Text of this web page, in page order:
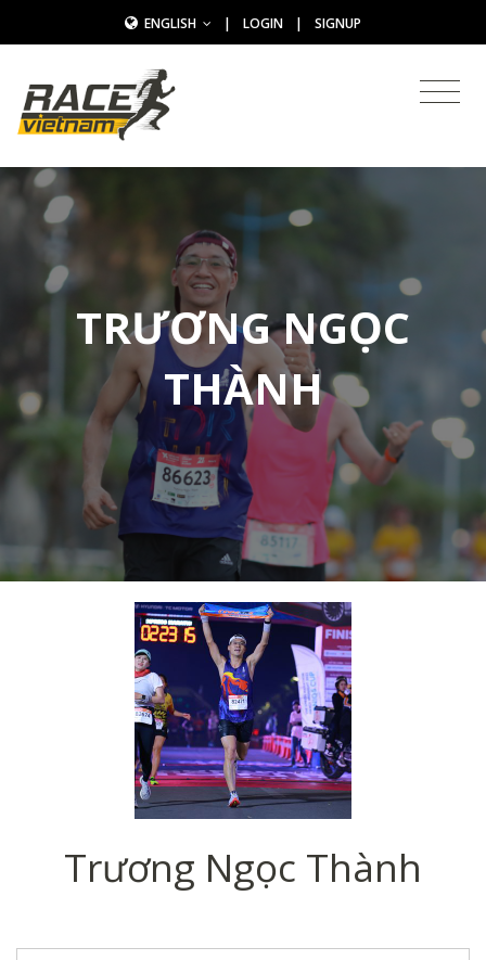
ENGLISH | LOGIN | SIGNUP
TRƯƠNG NGỌC
THÀNH
Trương Ngọc Thành